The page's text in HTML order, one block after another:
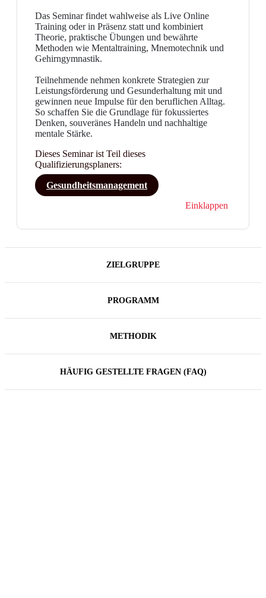
Das Seminar findet wahlweise als Live Online
Training oder in Präsenz statt und kombiniert
Theorie, praktische Übungen und bewährte
Methoden wie Mentaltraining, Mnemotechnik und
Gehirngymnastik.
Teilnehmende nehmen konkrete Strategien zur
Leistungsförderung und Gesunderhaltung mit und
gewinnen neue Impulse für den beruflichen Alltag.
So schaffen Sie die Grundlage für fokussiertes
Denken, souveränes Handeln und nachhaltige
mentale Stärke.
Dieses Seminar ist Teil dieses
Qualifizierungsplaners:
Gesundheitsmanagement
Einklappen
ZIELGRUPPE
PROGRAMM
METHODIK
HÄUFIG GESTELLTE FRAGEN (FAQ)